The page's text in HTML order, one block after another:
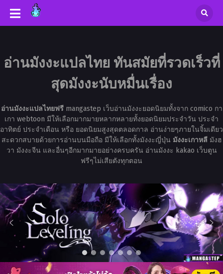
อ่านมังงะแปลไทย ทันสมัยที่รวดเร็วที่
สุดมังงะนับหมื่นเรื่อง
อ่านมังงะแปลไทยฟรีmangastep เว็บอ่านมังงะยอดนิยมทั้งจาก comico กา
เกา webtoon มีให้เลือกมากมายหลากหลายทั้งยอดนิยมประจำวัน ประจำ
อาทิตย์ ประจำเดือน หรือ ยอดนิยมสูงสุดตลอดกาล อ่านง่ายๆภายในจิ้มเดียว
สะดวกสบายด้วยการอ่านบนมือถือ มีให้เลือกทั้งมังงะญี่ปุ่น มังงะเกาหลีมังฮ
วา มังงะจีน และอื่นๆอีกมากมายอย่างครบครัน อ่านมังงะ kakao เว็บตูน
ฟรีๆไม่เสียตังทุกตอน